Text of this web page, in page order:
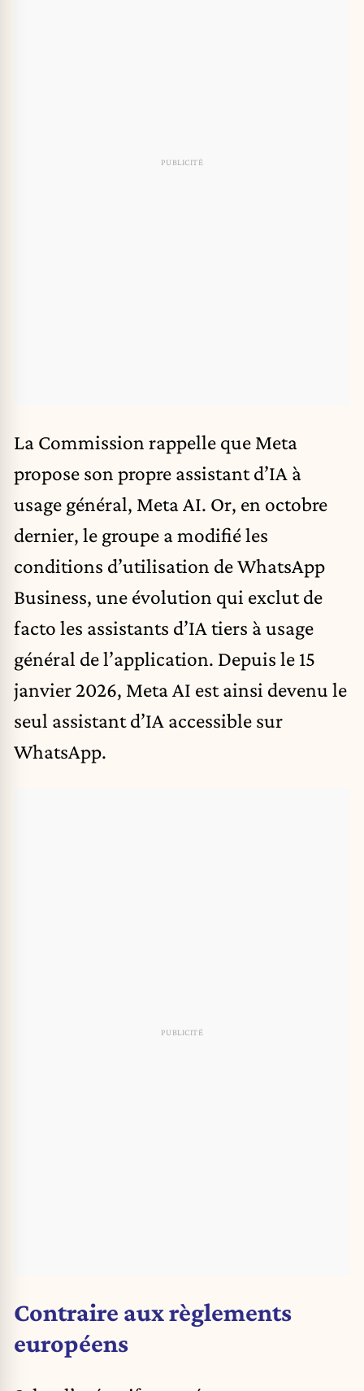
La Commission rappelle que Meta
propose son propre assistant d’IA à
usage général, Meta AI. Or, en octobre
dernier, le groupe a modifié les
conditions d’utilisation de WhatsApp
Business, une évolution qui exclut de
facto les assistants d’IA tiers à usage
général de l’application. Depuis le 15
janvier 2026, Meta AI est ainsi devenu le
seul assistant d’IA accessible sur
WhatsApp.
Contraire aux règlements
européens